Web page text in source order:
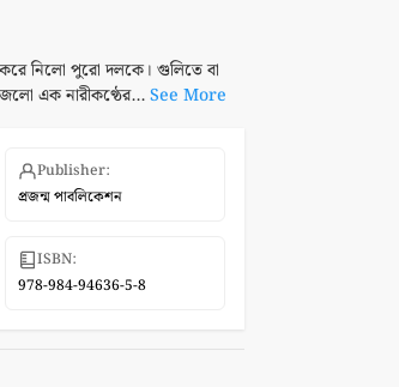
করে নিলো পুরো দলকে। গুলিতে বা
এক নারীকণ্ঠের...See More
Publisher:
প্রজন্ম পাবলিকেশন
ISBN:
978-984-94636-5-8